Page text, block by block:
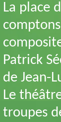
La place
Patrick
de Jean-
Le
troupes